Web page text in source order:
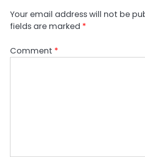
Your email address will not be
fields are marked *
Comment *